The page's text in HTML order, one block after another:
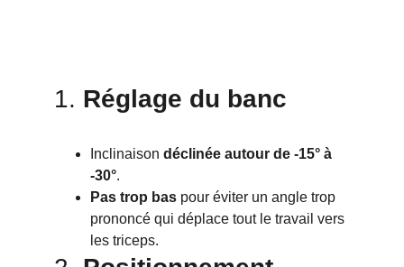
1. Réglage du banc
Inclinaison déclinée autour de -15° à
-30°.
Pas trop bas pour éviter un angle trop
prononcé qui déplace tout le travail vers
les triceps.